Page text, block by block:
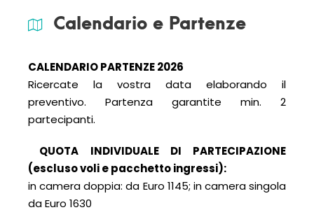
Calendario e Partenze
CALENDARIO PARTENZE2026
Ricercate la vostra data elaborando il
preventivo. Partenza garantite min. 2
partecipanti.
QUOTA INDIVIDUALE DI PARTECIPAZIONE
(escluso voli e pacchetto ingressi):
in camera doppia: da Euro 1145; in camera singola
da Euro 1630